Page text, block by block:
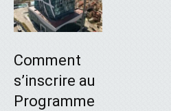
Comment
s’inscrire au
Programme